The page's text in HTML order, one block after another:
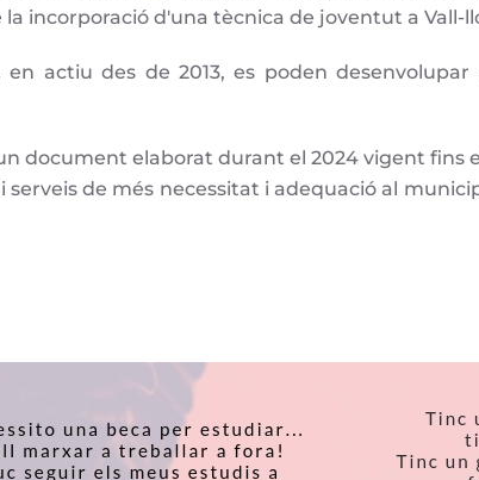
incorporació d'una tècnica de joventut a Vall-
actiu des de 2013, es poden
document elaborat durant el 2024 vigent fins
de més necessitat i adequació al